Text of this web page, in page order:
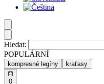
Hledat:
POPULÁRNÍ
kompresné legíny kraťasy
0